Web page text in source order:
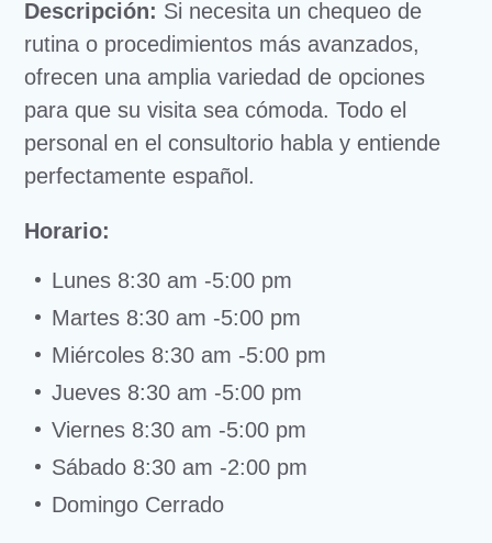
Descripción: Si necesita un chequeo de
rutina o procedimientos más avanzados,
ofrecen una amplia variedad de opciones
para que su visita sea cómoda. Todo el
personal en el consultorio habla y entiende
perfectamente español.
Horario:
Lunes 8:30 am -5:00 pm
Martes 8:30 am -5:00 pm
Miércoles 8:30 am -5:00 pm
Jueves 8:30 am -5:00 pm
Viernes 8:30 am -5:00 pm
Sábado 8:30 am -2:00 pm
Domingo Cerrado